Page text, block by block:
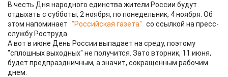
В честь Дня народного единства жители России будут
отдыхать с субботы, 2 ноября, по понедельник, 4 ноября. Об
этом напоминает "Российская газета" со ссылкой на пресс-
службу Роструда.
А вот в июне День России выпадает на среду, поэтому
"сплошных выходных" не получится. Зато вторник, 11 июня,
будет предпраздничным, а значит, сокращенным рабочим
днем.